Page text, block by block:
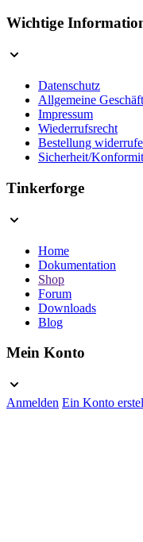
Wichtige
Datenschutz
Allgemeine
Impressum
Wiederrufsrecht
Bestellung
Sicherheit/
Tinkerforge
Home
Dokumentation
Shop
Forum
Downloads
Blog
Mein Konto
Anmelden Ein Konto